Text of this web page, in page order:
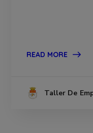
READ MORE
Taller De